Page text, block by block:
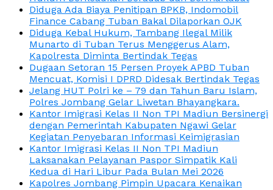
Diduga Ada Biaya Penitipan BPKB, Indomobil
Finance Cabang Tuban Bakal Dilaporkan OJK
Diduga Kebal Hukum, Tambang Ilegal Milik
Munarto di Tuban Terus Menggerus Alam,
Kapolresta Diminta Bertindak Tegas
Dugaan Setoran 15 Persen Proyek APBD Tuban
Mencuat, Komisi I DPRD Didesak Bertindak Tegas
Jelang HUT Polri ke – 79 dan Tahun Baru Islam,
Polres Jombang Gelar Liwetan Bhayangkara.
Kantor Imigrasi Kelas II Non TPI Madiun Bersinergi
dengan Pemerintah Kabupaten Ngawi Gelar
Kegiatan Penyebaran Informasi Keimigrasian
Kantor Imigrasi Kelas II Non TPI Madiun
Laksanakan Pelayanan Paspor Simpatik Kali
Kedua di Hari Libur Pada Bulan Mei 2026
Kapolres Jombang Pimpin Upacara Kenaikan